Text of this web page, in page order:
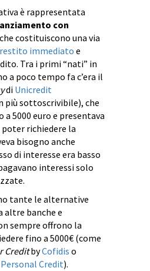
è rappresentata
con
costituiscono una via
immediato e
Tra i primi “nati” in
a poco tempo fa c’era il
di Unicredit
più sottoscrivibile), che
5000 euro e presentava
richiedere la
bisogno anche
di interesse era basso
interessi solo
tante le alternative
altre banche e
sempre offrono la
fino a 5000€ (come
CreditbyCofidis o
Credit).